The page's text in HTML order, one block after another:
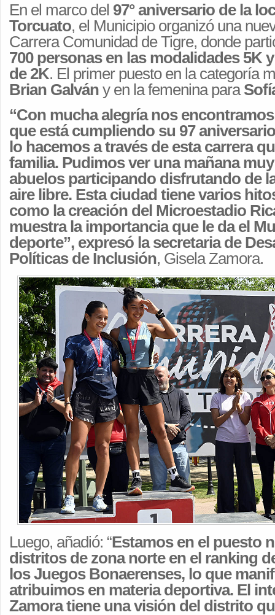
En el marco del 97° aniversario de la
Torcuato, el Municipio organizó una
Carrera Comunidad de Tigre, donde
700 personas en las modalidades 5K
de 2K. El primer puesto en la categoría
Brian Galván y en la femenina para
“Con mucha alegría nos
que está cumpliendo su 97
lo hacemos a través de esta carrera
familia. Pudimos ver una mañana
abuelos participando disfrutando de
aire libre. Esta ciudad tiene varios
como la creación del Microestadio
muestra la importancia que le da el
deporte”, expresó la secretaria de
Políticas de Inclusión, Gisela Zamora.
Luego, añadió: “Estamos en el puesto
distritos de zona norte en el ranking
los Juegos Bonaerenses, lo que
atribuimos en materia deportiva. El
Zamora tiene una visión del distrito